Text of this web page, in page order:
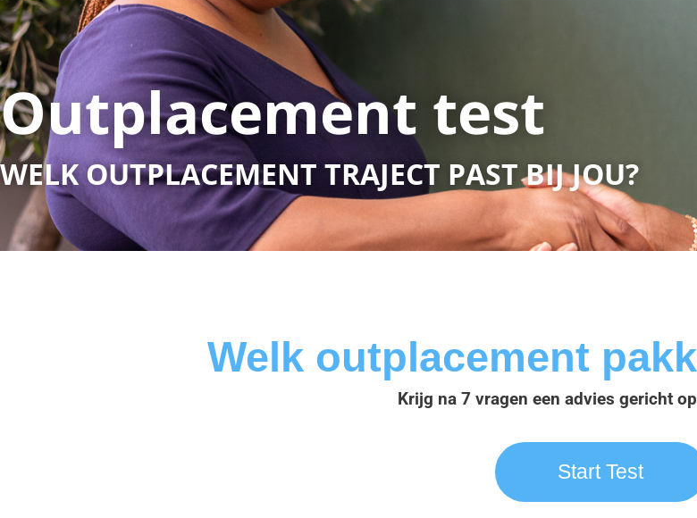
Outplacement test
WELK OUTPLACEMENT TRAJECT PAST BIJ JOU?
Welk outplacement
Krijg na 7 vragen een advies gericht
Start Test